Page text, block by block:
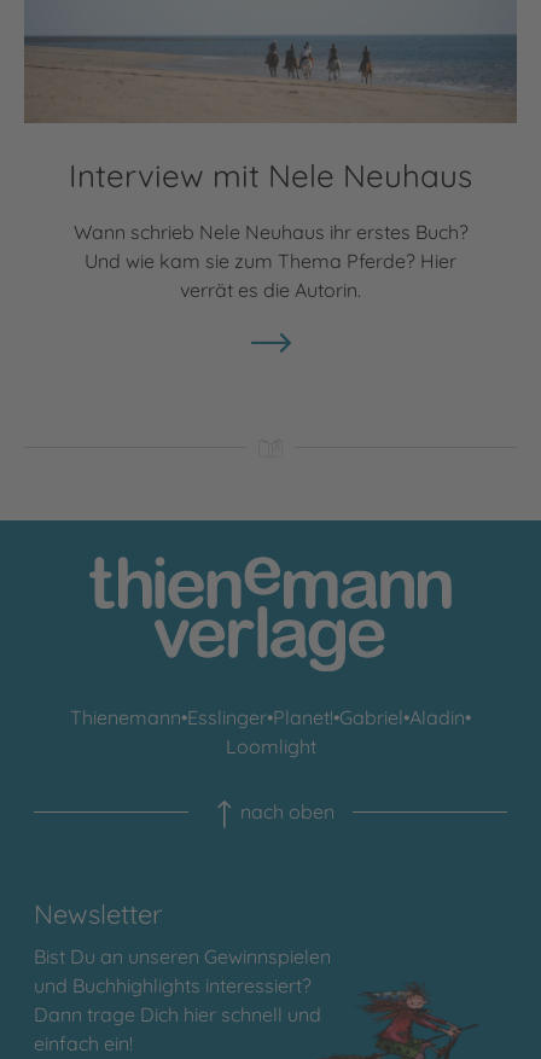
Interview mit Nele Neuhaus
Wann schrieb Nele Neuhaus ihr erstes Buch?
Und wie kam sie zum Thema Pferde? Hier
verrät es die Autorin.
Thienemann•Esslinger•Planet!•Gabriel•Aladin•
Loomlight
nach oben
Newsletter
Bist Du an unseren Gewinnspielen
und Buchhighlights interessiert?
Dann trage Dich hier schnell und
einfach ein!